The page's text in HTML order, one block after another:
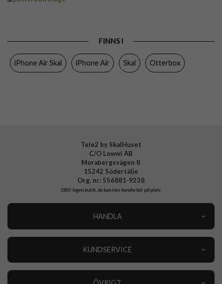
Handrem, MagSafe-kompatibel, Stöttålig
Färg
FINNS I
iPhone Air Skal iPhone Air Skal Otterbox
Tele2 by SkalHuset
C/O Lowwi AB
Morabergsvägen 8
15242 Södertälje
Org. nr: 556881-9238
OBS!Ingen butik, du kan inte handla här på plats
HANDLA
KUNDSERVICE